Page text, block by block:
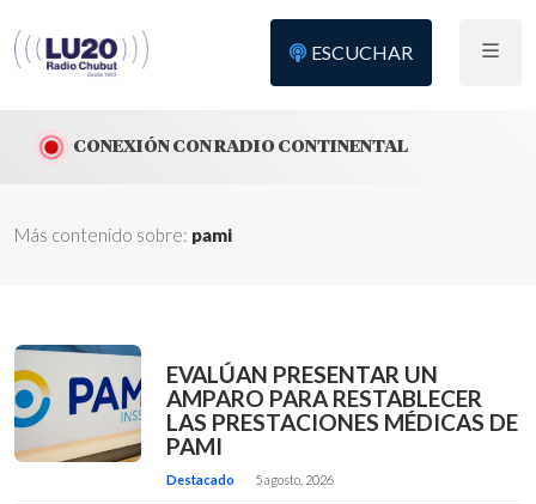
ESCUCHAR
CONEXIÓN CON RADIO CONTINENTAL
Más contenido sobre: pami
EVALÚAN PRESENTAR UN
AMPARO PARA RESTABLECER
LAS PRESTACIONES MÉDICAS DE
PAMI
Destacado 5 agosto, 2026